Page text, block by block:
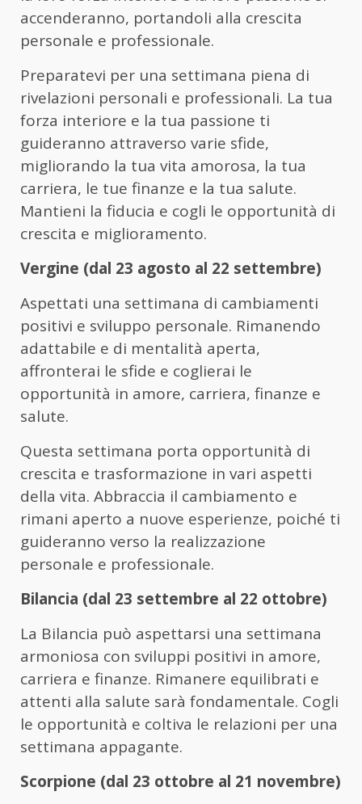
accenderanno, portandoli alla crescita
personale e professionale.
Preparatevi per una settimana piena di
rivelazioni personali e professionali. La tua
forza interiore e la tua passione ti
guideranno attraverso varie sfide,
migliorando la tua vita amorosa, la tua
carriera, le tue finanze e la tua salute.
Mantieni la fiducia e cogli le opportunità di
crescita e miglioramento.
Vergine (dal 23 agosto al 22 settembre)
Aspettati una settimana di cambiamenti
positivi e sviluppo personale. Rimanendo
adattabile e di mentalità aperta,
affronterai le sfide e coglierai le
opportunità in amore, carriera, finanze e
salute.
Questa settimana porta opportunità di
crescita e trasformazione in vari aspetti
della vita. Abbraccia il cambiamento e
rimani aperto a nuove esperienze, poiché ti
guideranno verso la realizzazione
personale e professionale.
Bilancia (dal 23 settembre al 22 ottobre)
La Bilancia può aspettarsi una settimana
armoniosa con sviluppi positivi in ​​amore,
carriera e finanze. Rimanere equilibrati e
attenti alla salute sarà fondamentale. Cogli
le opportunità e coltiva le relazioni per una
settimana appagante.
Scorpione (dal 23 ottobre al 21 novembre)